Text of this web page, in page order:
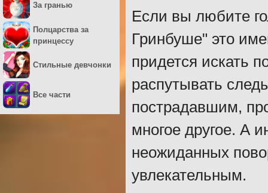
Если вы любите
Гринбуше" это
придется искать
распутывать
пострадавшим,
многое другое. А
неожиданных
увлекательным.
За гранью
Полцарства за
принцессу
Стильные девчонки
Все части